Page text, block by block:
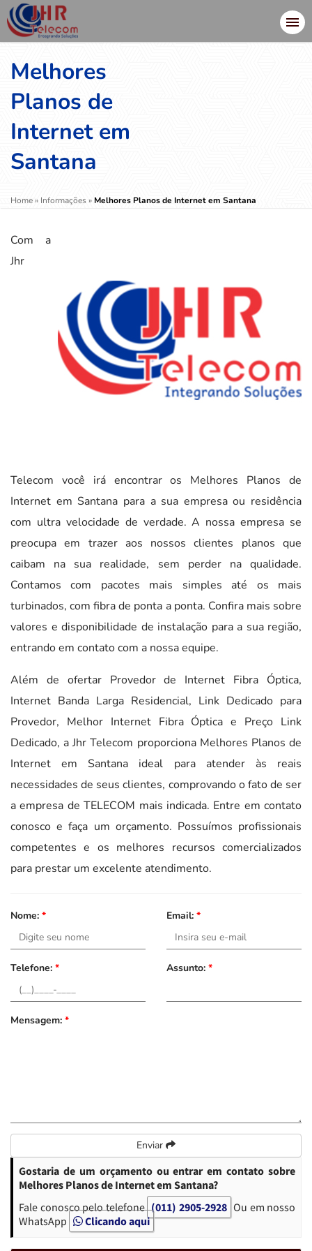
Melhores
Planos de
Internet em
Santana
Home» Informações» Melhores Planos de Internet em Santana
Com a
Jhr
Telecom você irá encontrar os Melhores Planos de
Internet em Santana para a sua empresa ou residência
com ultra velocidade de verdade. A nossa empresa se
preocupa em trazer aos nossos clientes planos que
caibam na sua realidade, sem perder na qualidade.
Contamos com pacotes mais simples até os mais
turbinados, com fibra de ponta a ponta. Confira mais sobre
valores e disponibilidade de instalação para a sua região,
entrando em contato com a nossa equipe.
Além de ofertar Provedor de Internet Fibra Óptica,
Internet Banda Larga Residencial, Link Dedicado para
Provedor, Melhor Internet Fibra Óptica e Preço Link
Dedicado, a Jhr Telecom proporciona Melhores Planos de
Internet em Santana ideal para atender às reais
necessidades de seus clientes, comprovando o fato de ser
a empresa de TELECOM mais indicada. Entre em contato
conosco e faça um orçamento. Possuímos profissionais
competentes e os melhores recursos comercializados
para prestar um excelente atendimento.
Nome: * Email: *
Telefone: * Assunto: *
Mensagem: *
Enviar
Gostaria de um orçamento ou entrar em contato sobre
Melhores Planos de Internet em Santana?
Fale conosco pelo telefone (011) 2905-2928 Ou em nosso
WhatsApp
Clicando aqui